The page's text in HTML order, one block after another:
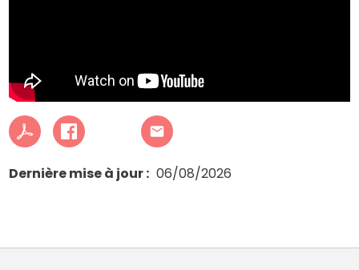
Dernière mise à jour 06/08/2026